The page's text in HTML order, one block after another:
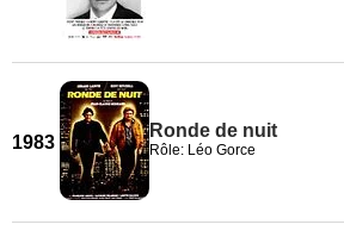
1983
Ronde de nuit
Rôle: Léo Gorce